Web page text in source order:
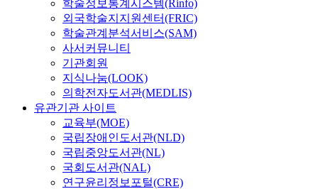
학술정보통계시스템(Rinfo)
외국학술지지원센터(FRIC)
학술관계분석서비스(SAM)
사서커뮤니티
기관회원
지식나눔(LOOK)
의학전자도서관(MEDLIS)
유관기관 사이트
교육부(MOE)
국립장애인도서관(NLD)
국립중앙도서관(NL)
국회도서관(NAL)
연구윤리정보포털(CRE)